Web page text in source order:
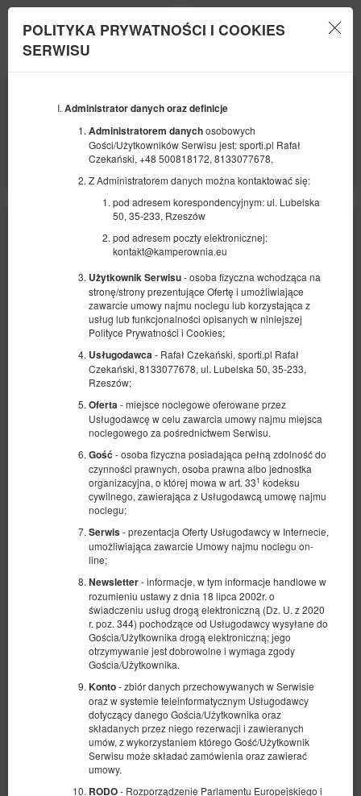
POLITYKA PRYWATNOŚCI I COOKIES
SERWISU
Administrator danych oraz definicje
Administratorem danychosobowych
Gości/Użytkowników Serwisu jest: sporti.pl Rafał
Czekański, +48 500818172, 8133077678,
Z Administratorem danych można kontaktować się:
pod adresem korespondencyjnym: ul. Lubelska
50, 35-233, Rzeszów
pod adresem poczty elektronicznej:
kontakt@kamperownia.eu
Użytkownik Serwisu- osoba fizyczna wchodząca na
stronę/strony prezentujące Ofertę i umożliwiające
zawarcie umowy najmu noclegu lub korzystająca z
usług lub funkcjonalności opisanych w niniejszej
Polityce Prywatności i Cookies;
Usługodawca - Rafał Czekański, sporti.pl Rafał
Czekański, 8133077678, ul. Lubelska 50, 35-233,
Rzeszów;
Oferta - miejsce noclegowe oferowane przez
Usługodawcę w celu zawarcia umowy najmu miejsca
noclegowego za pośrednictwem Serwisu.
Gość - osoba fizyczna posiadająca pełną zdolność do
czynności prawnych, osoba prawna albo jednostka
organizacyjna, o której mowa w art. 331 kodeksu
cywilnego, zawierająca z Usługodawcą umowę najmu
noclegu;
Serwis - prezentacja Oferty Usługodawcy w Internecie,
umożliwiająca zawarcie Umowy najmu noclegu on-
line;
Newsletter- informacje, w tym informacje handlowe w
rozumieniu ustawy z dnia 18 lipca 2002r. o
świadczeniu usług drogą elektroniczną (Dz. U. z 2020
r. poz. 344) pochodzące od Usługodawcy wysyłane do
Gościa/Użytkownika drogą elektroniczną; jego
otrzymywanie jest dobrowolne i wymaga zgody
Gościa/Użytkownika.
Konto- zbiór danych przechowywanych w Serwisie
oraz w systemie teleinformatycznym Usługodawcy
dotyczący danego Gościa/Użytkownika oraz
składanych przez niego rezerwacji i zawieranych
umów, z wykorzystaniem którego Gość/Użytkownik
Serwisu może składać zamówienia oraz zawierać
umowy.
RODO- Rozporządzenie Parlamentu Europejskiego i
WRZEŚNIA
12
WRZEŚNIA
Rimor Kilig 50
Dostępna liczba: 1